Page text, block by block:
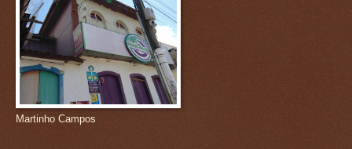
Martinho Campos